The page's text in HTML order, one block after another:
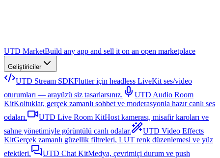
UTD MarketBuild any app and sell it on an open marketplace
Geliştiriciler
UTD Stream SDKFlutter için headless LiveKit ses/video
oturumları — arayüzü siz tasarlarsınız.
UTD Audio Room
KitKoltuklar, gerçek zamanlı sohbet ve moderasyonla hazır canlı ses
odaları.
UTD Live Room KitHost kamerası, misafir karoları ve
sahne yönetimiyle görüntülü canlı odalar.
UTD Video Effects
KitGerçek zamanlı güzellik filtreleri, LUT renk düzenlemesi ve yüz
efektleri.
UTD Chat KitMedya, çevrimiçi durum ve push